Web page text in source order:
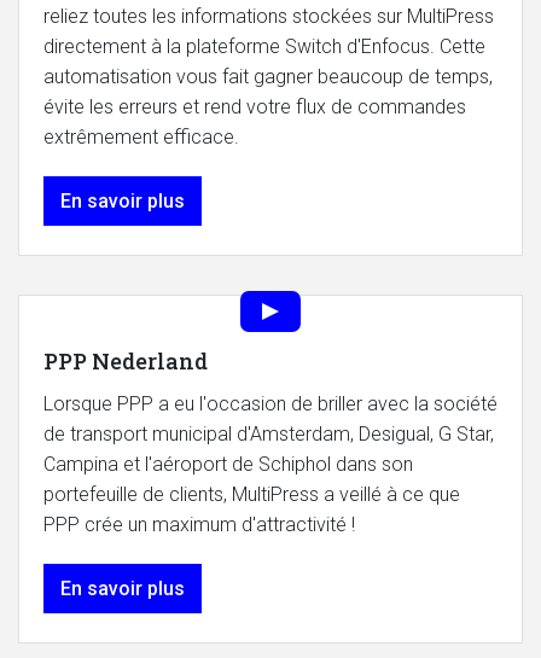
reliez toutes les informations stockées sur MultiPress
directement à la plateforme Switch d'Enfocus. Cette
automatisation vous fait gagner beaucoup de temps,
évite les erreurs et rend votre flux de commandes
extrêmement efficace.
En savoir plus
PPP Nederland
Lorsque PPP a eu l'occasion de briller avec la société
de transport municipal d'Amsterdam, Desigual, G Star,
Campina et l'aéroport de Schiphol dans son
portefeuille de clients, MultiPress a veillé à ce que
PPP crée un maximum d'attractivité !
En savoir plus